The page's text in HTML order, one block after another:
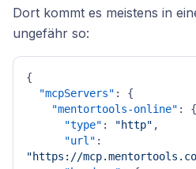
Dort kommt es meistens in
ungefähr so:
{
"mcpServers" :
{
"mentortools-online" :
{
"type" : "http" ,
"url" :
"https://